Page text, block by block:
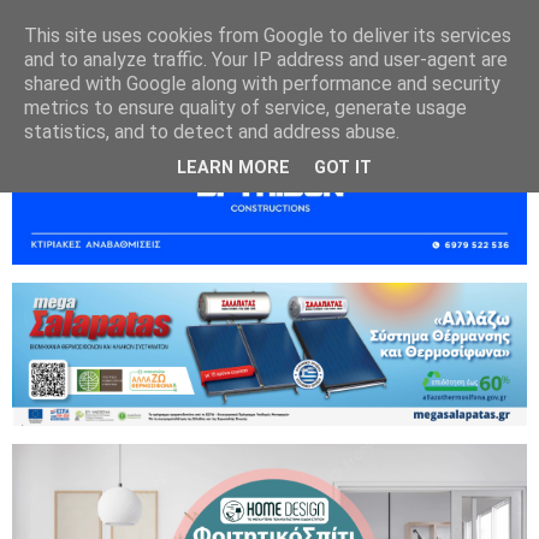
This site uses cookies from Google to deliver its services
and to analyze traffic. Your IP address and user-agent are
shared with Google along with performance and security
metrics to ensure quality of service, generate usage
statistics, and to detect and address abuse.
LEARN MORE GOT IT